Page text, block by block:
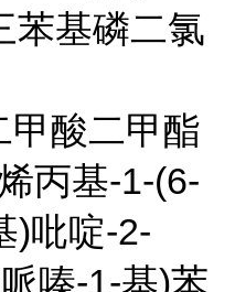
苯基磷二氯
甲酸二甲酯
丙基-1-(6-
)吡啶-2-
嗪-1-基)苯